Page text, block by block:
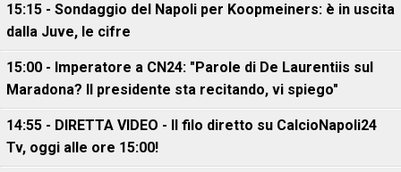
15:15 - Sondaggio del Napoli per Koopmeiners: è in uscita
dalla Juve, le cifre
15:00 - Imperatore a CN24: "Parole di De Laurentiis sul
Maradona? Il presidente sta recitando, vi spiego"
14:55 - DIRETTA VIDEO - Il filo diretto su CalcioNapoli24
Tv, oggi alle ore 15:00!